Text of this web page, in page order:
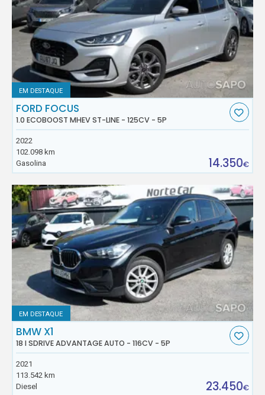
EM DESTAQUE
FORD FOCUS
1.0 ECOBOOST MHEV ST-LINE - 125CV - 5P
2022
102.098 km
Gasolina
14.350€
EM DESTAQUE
BMW X1
18 I SDRIVE ADVANTAGE AUTO - 116CV - 5P
2021
113.542 km
Diesel
23.450€